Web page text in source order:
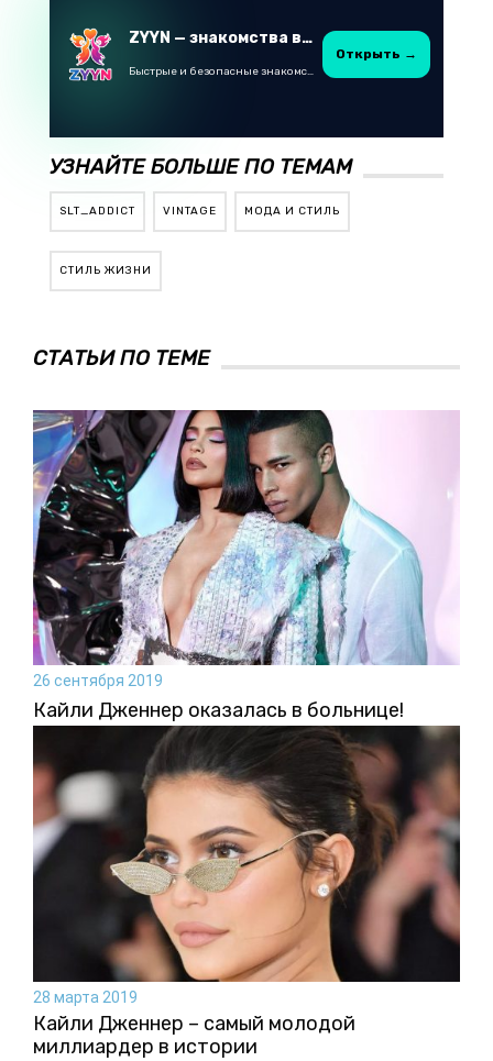
ZYYN — знакомства в Казахстане
Быстрые и безопасные знакомства в Telegram
Открыть →
УЗНАЙТЕ БОЛЬШЕ ПО ТЕМАМ
SLT_ADDICT VINTAGE МОДА И СТИЛЬ
СТИЛЬ ЖИЗНИ
СТАТЬИ ПО ТЕМЕ
26 сентября 2019
Кайли Дженнер оказалась в больнице!
28 марта 2019
Кайли Дженнер – самый молодой
миллиардер в истории